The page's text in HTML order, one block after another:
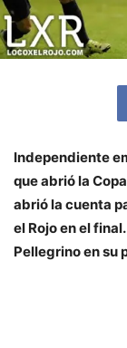
Independiente
que abrió la
abrió la cuenta
el Rojo en el
Pellegrino en su